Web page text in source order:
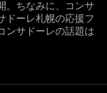
。ちなみに、コンサ
ドーレ札幌の応援フ
ンサドーレの話題は